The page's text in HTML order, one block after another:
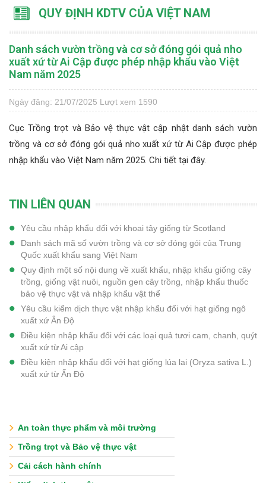
QUY ĐỊNH KDTV CỦA VIỆT NAM
Danh sách vườn trồng và cơ sở đóng gói quả nho
xuất xứ từ Ai Cập được phép nhập khẩu vào Việt
Nam năm 2025
Ngày đăng: 21/07/2025 Lượt xem 1590
Cục Trồng trọt và Bảo vệ thực vật cập nhật danh sách vườn
trồng và cơ sở đóng gói quả nho xuất xứ từ Ai Cập được phép
nhập khẩu vào Việt Nam năm 2025. Chi tiết tại đây.
TIN LIÊN QUAN
Yêu cầu nhập khẩu đối với khoai tây giống từ Scotland
Danh sách mã số vườn trồng và cơ sở đóng gói của Trung
Quốc xuất khẩu sang Việt Nam
Quy định một số nội dung về xuất khẩu, nhập khẩu giống cây
trồng, giống vật nuôi, nguồn gen cây trồng, nhập khẩu thuốc
bảo vệ thực vật và nhập khẩu vật thể
Yêu cầu kiểm dịch thực vật nhập khẩu đối với hạt giống ngô
xuất xứ Ân Độ
Điều kiện nhập khẩu đối với các loại quả tươi cam, chanh, quýt
xuất xứ từ Ai cập
Điều kiện nhập khẩu đối với hạt giống lúa lai (Oryza sativa L.)
xuất xứ từ Ấn Độ
An toàn thực phẩm và môi trường
Trồng trọt và Bảo vệ thực vật
Cải cách hành chính